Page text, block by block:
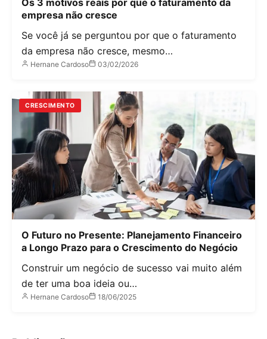
Os 3 motivos reais por que o faturamento da
empresa não cresce
Se você já se perguntou por que o faturamento
da empresa não cresce, mesmo…
Hernane Cardoso 03/02/2026
CRESCIMENTO
O Futuro no Presente: Planejamento Financeiro
a Longo Prazo para o Crescimento do Negócio
Construir um negócio de sucesso vai muito além
de ter uma boa ideia ou…
Hernane Cardoso 18/06/2025